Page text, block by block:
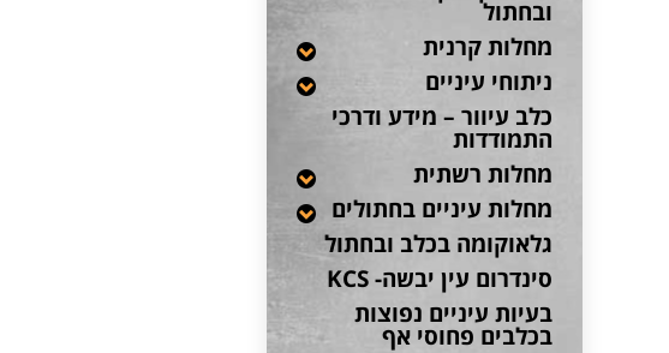
ובחתול
מחלות קרנית
ניתוחי עיניים
כלב עיוור – מידע ודרכי
התמודדות
מחלות רשתית
מחלות עיניים בחתולים
גלאוקומה בכלב ובחתול
סינדרום עין יבשה- KCS
בעיות עיניים נפוצות
בכלבים פחוסי אף